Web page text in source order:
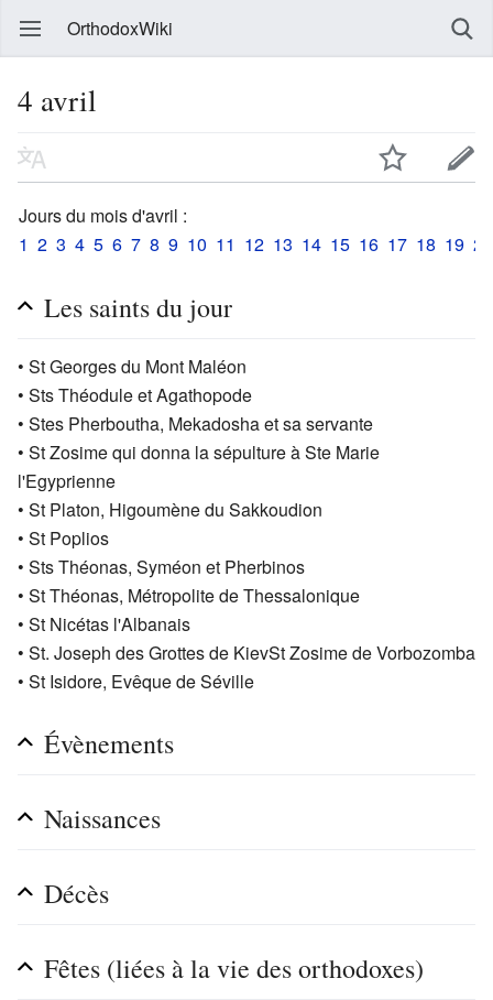
OrthodoxWiki
4 avril
Jours du mois d'avril :
1 2 3 4 5 6 7 8 9 10 11 12 13 14 15 16 17 18 19 20
Les saints du jour
• St Georges du Mont Maléon
• Sts Théodule et Agathopode
• Stes Pherboutha, Mekadosha et sa servante
• St Zosime qui donna la sépulture à Ste Marie
l'Egyprienne
• St Platon, Higoumène du Sakkoudion
• St Poplios
• Sts Théonas, Syméon et Pherbinos
• St Théonas, Métropolite de Thessalonique
• St Nicétas l'Albanais
• St. Joseph des Grottes de KievSt Zosime de Vorbozomba
• St Isidore, Evêque de Séville
Évènements
Naissances
Décès
Fêtes (liées à la vie des orthodoxes)